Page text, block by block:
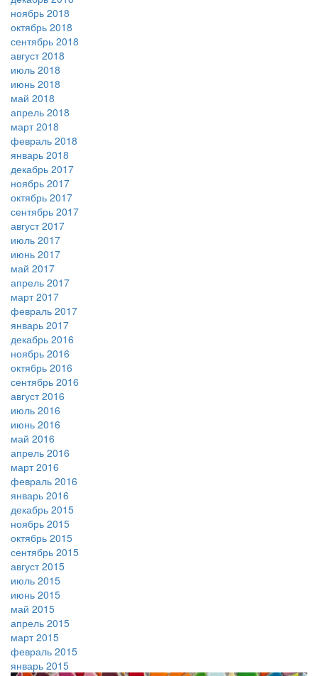
ноябрь 2018
октябрь 2018
сентябрь 2018
август 2018
июль 2018
июнь 2018
май 2018
апрель 2018
март 2018
февраль 2018
январь 2018
декабрь 2017
ноябрь 2017
октябрь 2017
сентябрь 2017
август 2017
июль 2017
июнь 2017
май 2017
апрель 2017
март 2017
февраль 2017
январь 2017
декабрь 2016
ноябрь 2016
октябрь 2016
сентябрь 2016
август 2016
июль 2016
июнь 2016
май 2016
апрель 2016
март 2016
февраль 2016
январь 2016
декабрь 2015
ноябрь 2015
октябрь 2015
сентябрь 2015
август 2015
июль 2015
июнь 2015
май 2015
апрель 2015
март 2015
февраль 2015
январь 2015